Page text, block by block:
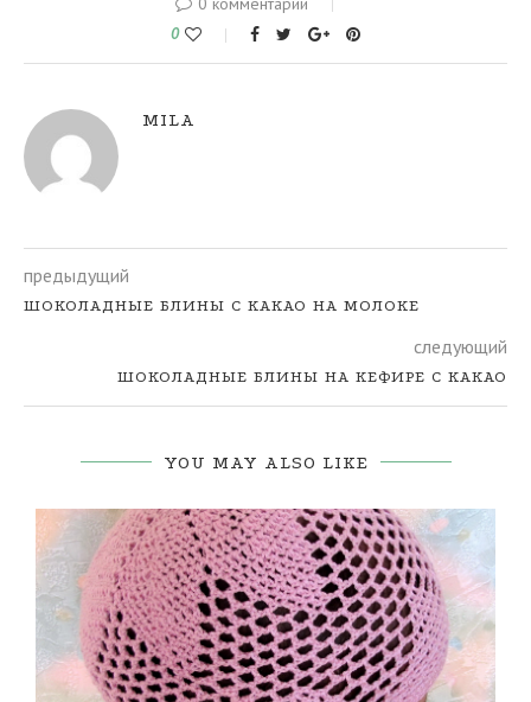
0
MILA
предыдущий
ШОКОЛАДНЫЕ БЛИНЫ С КАКАО НА МОЛОКЕ
следующий
ШОКОЛАДНЫЕ БЛИНЫ НА КЕФИРЕ С КАКАО
YOU MAY ALSO LIKE